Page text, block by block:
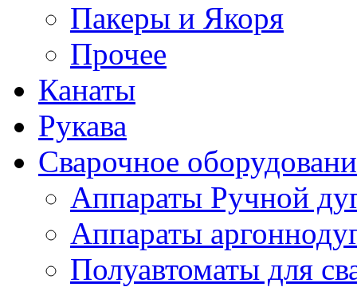
Пакеры и Якоря
Прочее
Канаты
Рукава
Сварочное
Аппараты Ручной
Аппараты
Полуавтоматы для